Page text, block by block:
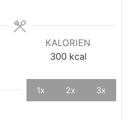
KALORIEN
300 kcal
1x 2x 3x